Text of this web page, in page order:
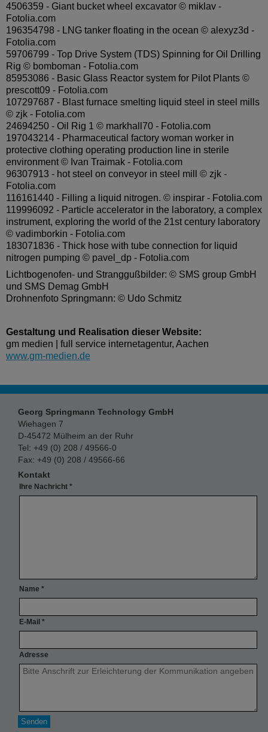
4506359 - Giant bucket wheel excavator © miklav -
Fotolia.com
196354798 - LNG tanker floating in the ocean © alexyz3d -
Fotolia.com
59706799 - Top Drive System (TDS) Spinning for Oil Drilling
Rig © bomboman - Fotolia.com
85953086 - Basic Glass Reactor system for Pilot Plants ©
prescott09 - Fotolia.com
107297687 - Blast furnace smelting liquid steel in steel mills
© zjk - Fotolia.com
24694250 - Oil Rig 1 © markhall70 - Fotolia.com
197043214 - Pharmaceutical factory woman worker in
protective clothing operating production line in sterile
environment © Ivan Traimak - Fotolia.com
96307913 - hot steel on conveyor in steel mill © zjk -
Fotolia.com
116161440 - Filling a liquid nitrogen. © inspirar - Fotolia.com
119996092 - Particle accelerator in the laboratory, a complex
instrument, exploring the world of the 21st century laboratory
© vadimborkin - Fotolia.com
183071836 - Thick hose with tube connection for liquid
nitrogen pumping © pavel_dp - Fotolia.com
Lichtbogenofen- und Stranggußbilder: © SMS group GmbH
und SMS Demag GmbH
Drohnenfoto Springmann: © Udo Schmitz
Gestaltung und Realisation dieser Website:
gm medien | full service internetagentur, Aachen
www.gm-medien.de
Georg Springmann Technology GmbH
Wiehagen 7
D-45472 Mülheim an der Ruhr
Tel: +49 (0) 208 / 49566-0
Fax: +49 (0) 208 / 49566-66
Kontakt
Ihre Nachricht *
Name *
E-Mail *
Adresse
Senden